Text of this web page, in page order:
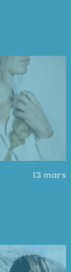
13 mars